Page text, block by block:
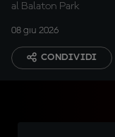
al Balaton Park
08 giu 2026
CONDIVIDI